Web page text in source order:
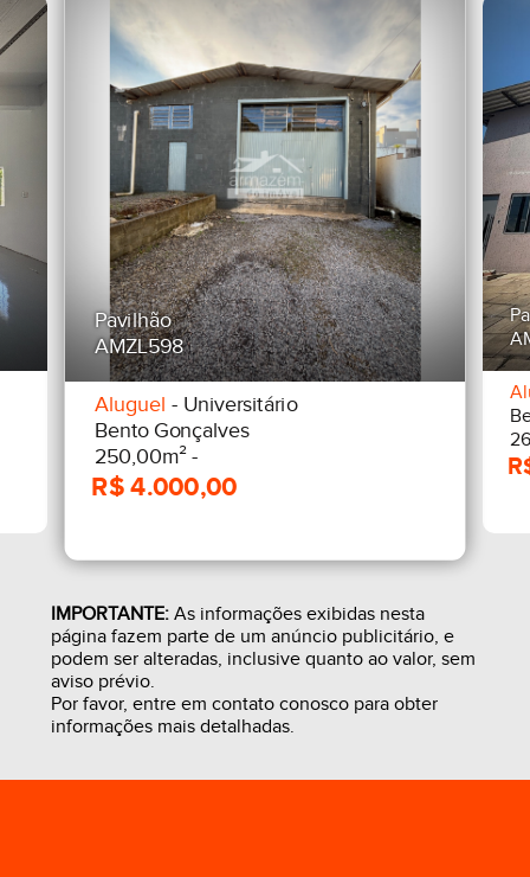
Pavilhão
AMZL598
Aluguel - Universitário
Bento Gonçalves
250,00m² -
IMPORTANTE:As informações exibidas nesta
página fazem parte de um anúncio publicitário, e
podem ser alteradas, inclusive quanto ao valor, sem
aviso prévio.
Por favor, entre em contato conosco para obter
informações mais detalhadas.